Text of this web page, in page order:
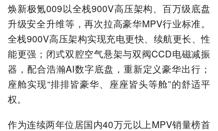
焕新极氪009以全栈900V高压架构、百万级底盘
升级安全升维等，再次拉高豪华MPV行业标准。
全栈900V高压架构实现充电更快、续航更长、性
能更强；闭式双腔空气悬架与双阀CCD电磁减振
器，配合浩瀚AI数字底盘，重新定义豪华出行；
座舱实现“排排皆豪华、座座皆头等舱”的舒适平
权。
作为连续两年位居国内40万元以上MPV销量榜首